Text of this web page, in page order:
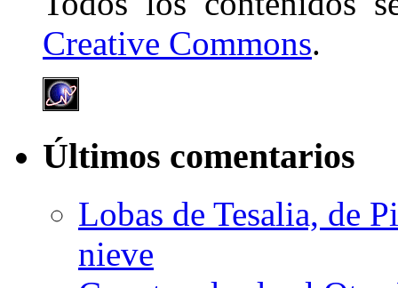
Creative Commons.
Últimos comentarios
Lobas de Tesalia, de
nieve